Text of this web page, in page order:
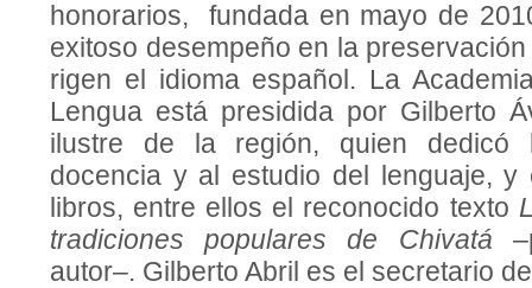
honorarios, fundada en mayo de
exitoso desempeño en la
rigen el idioma español. La
Lengua está presidida por Gilberto
ilustre de la región, quien
docencia y al estudio del lenguaje,
libros, entre ellos el reconocido texto
tradiciones populares de Chivatá
autor–. Gilberto Abril es el secretario